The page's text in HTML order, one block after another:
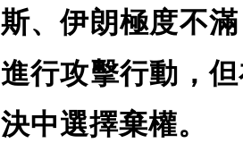
斯、伊朗極度不
進行攻擊行動，
決中選擇棄權。